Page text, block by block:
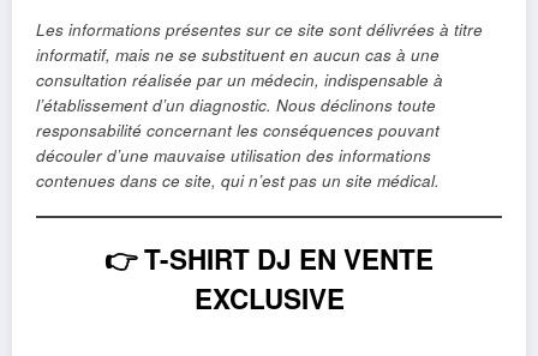
Les informations présentes sur ce site sont délivrées à titre
informatif, mais ne se substituent en aucun cas à une
consultation réalisée par un médecin, indispensable à
l’établissement d’un diagnostic. Nous déclinons toute
responsabilité concernant les conséquences pouvant
découler d’une mauvaise utilisation des informations
contenues dans ce site, qui n’est pas un site médical.
👉T-SHIRT DJ EN VENTE
EXCLUSIVE